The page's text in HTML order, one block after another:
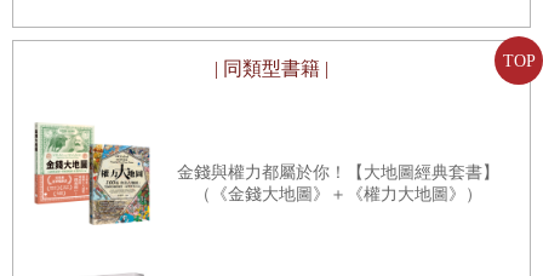
TOP
也訪問過貧困潦倒的地區。我看過戰爭時難民營帳蓬築起的
天際線，也曾見證過經歷多年砲火後重新修復的美麗建築。
抱住受驚嚇的孩子、聽見那些藉口和撇清關係的嘈雜聲響，
也看見地震或其他災害造成的重創。最重要的是，我曾與人
面對面，試圖更好地理解到底發生了什麼、原因是什麼，解
| 同類型書籍 |
金錢與權力都屬於你！【大地圖經典套書】
（《金錢大地圖》＋《權力大地圖》）